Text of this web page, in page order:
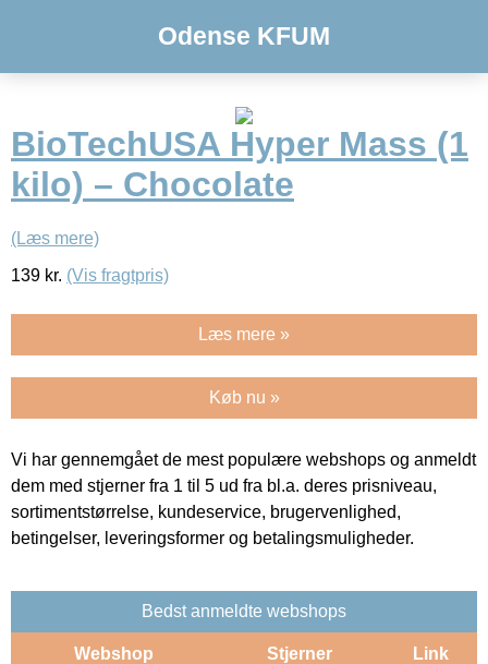
Odense KFUM
BioTechUSA Hyper Mass (1
kilo) – Chocolate
(Læs mere)
139 kr. (Vis fragtpris)
Læs mere »
Køb nu »
Vi har gennemgået de mest populære webshops og anmeldt
dem med stjerner fra 1 til 5 ud fra bl.a. deres prisniveau,
sortimentstørrelse, kundeservice, brugervenlighed,
betingelser, leveringsformer og betalingsmuligheder.
Bedst anmeldte webshops
Webshop Stjerner Link